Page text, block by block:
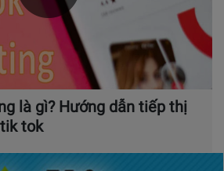
là gì? Hướng dẫn tiếp thị
tok